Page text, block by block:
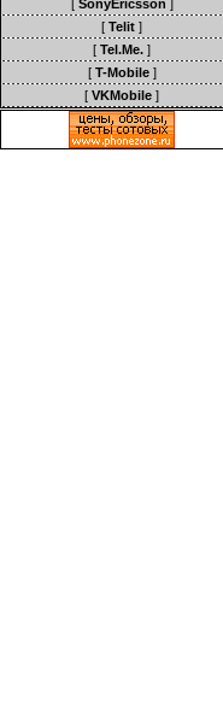
SonyEricsson
[ Telit ]
[ Tel.Me. ]
[ T-Mobile]
[ VKMobile ]